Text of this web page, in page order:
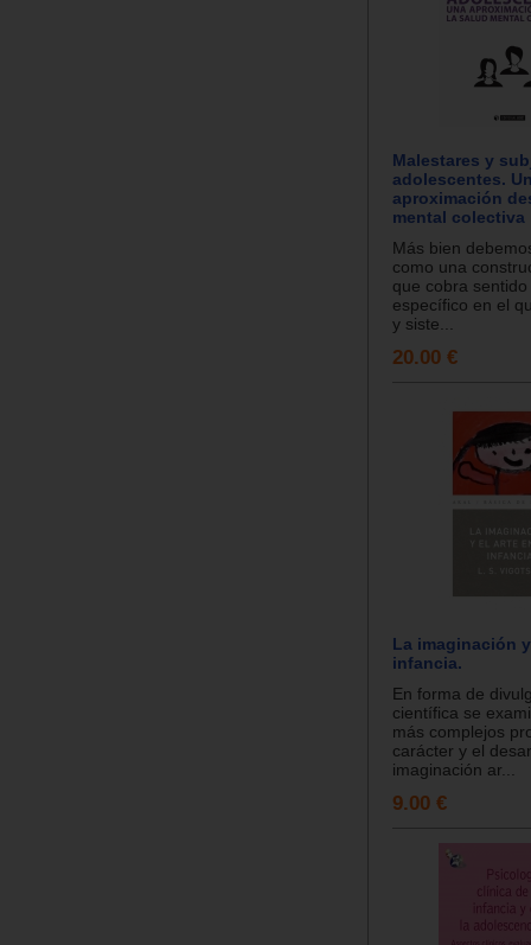
Malestares y
adolescentes.
aproximación
mental colectiva
Más bien
como una
que cobra
específico en el
y siste...
20.00 €
La imaginación
infancia.
En forma de
científica se
más complejos
carácter y el
imaginación ar...
9.00 €